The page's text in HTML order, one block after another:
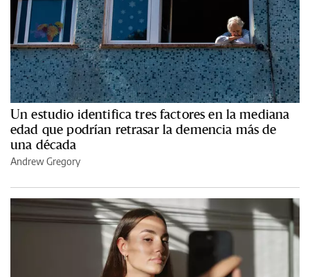
Un estudio identifica tres factores en la mediana
edad que podrían retrasar la demencia más de
una década
Andrew Gregory